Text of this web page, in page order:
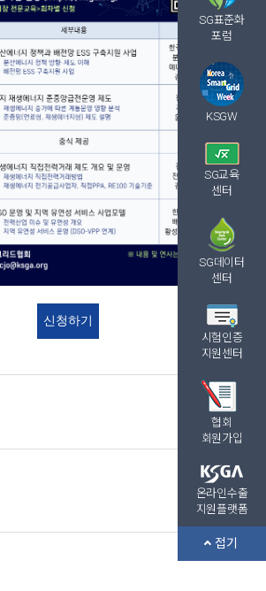
SG표준화
포럼
KSGW
SG교육
센터
SG데이터
센터
시험인증
지원센터
협회
회원가입
온라인수출
지원플랫폼
접기
신청하기